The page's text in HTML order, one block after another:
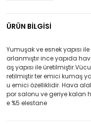
ÜRÜN BİLGİSİ
Yumuşak ve esnek yapısı
arlanmıştır ince yapıda
aş yapısı ile
retilmiştir ter emici kumaş
u emici özelliklidir. Hava
por salonu ve geriye kalan
e %5 elestane